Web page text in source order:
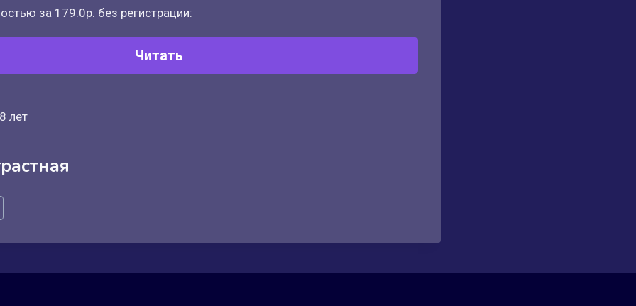
за 179.0р. без регистрации:
Читать
лет